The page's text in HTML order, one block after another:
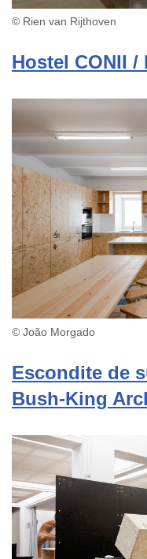
© Rien van Rijthoven
Hostel CONII /
© João Morgado
Escondite de
Bush-King